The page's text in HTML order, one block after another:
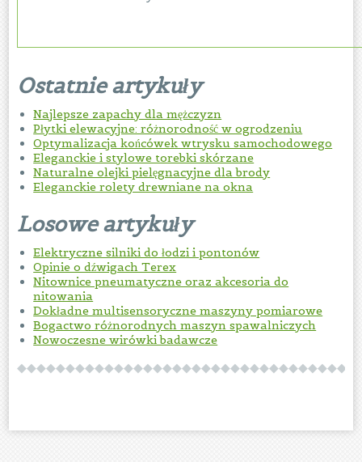
Ostatnie artykuły
Najlepsze zapachy dla mężczyzn
Płytki elewacyjne: różnorodność w ogrodzeniu
Optymalizacja końcówek wtrysku samochodowego
Eleganckie i stylowe torebki skórzane
Naturalne olejki pielęgnacyjne dla brody
Eleganckie rolety drewniane na okna
Losowe artykuły
Elektryczne silniki do łodzi i pontonów
Opinie o dźwigach Terex
Nitownice pneumatyczne oraz akcesoria do
nitowania
Dokładne multisensoryczne maszyny pomiarowe
Bogactwo różnorodnych maszyn spawalniczych
Nowoczesne wirówki badawcze